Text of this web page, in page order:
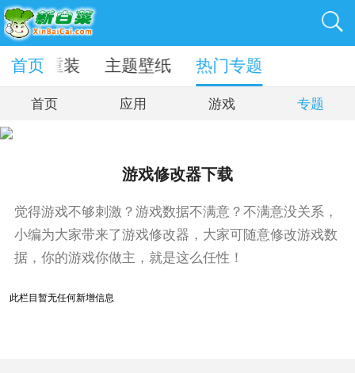
一键重装 主题壁纸 热门专题
首页
首页 应用 游戏 专题
游戏修改器下载
觉得游戏不够刺激？游戏数据不满意？不满意没关系，
小编为大家带来了游戏修改器，大家可随意修改游戏数
据，你的游戏你做主，就是这么任性！
此栏目暂无任何新增信息